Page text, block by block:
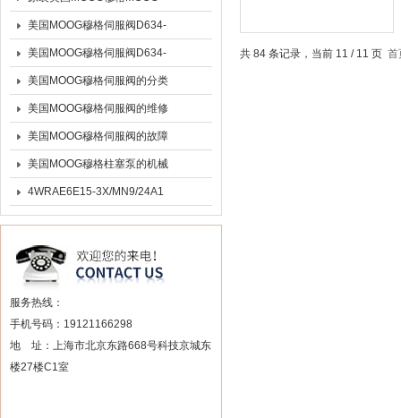
D631-266C伺服阀
美国MOOG穆格伺服阀D634-
514A*
美国MOOG穆格伺服阀D634-
501A D634-501A 库存
美国MOOG穆格伺服阀的分类
美国MOOG穆格伺服阀的维修
和保护
美国MOOG穆格伺服阀的故障
美国MOOG穆格柱塞泵的机械
维护
4WRAE6E15-3X/MN9/24A1
型德国REXROTH液压比例方
向阀维护与故障排除
服务热线：
手机号码：19121166298
地 址：上海市北京东路668号科技京城东
楼27楼C1室
共 84 条记录，当前 11 / 11 页 首